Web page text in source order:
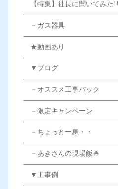
【特集】社長に聞いてみた!!
－ガス器具
★動画あり
▼ブログ
－オススメ工事パック
－限定キャンペーン
－ちょっと一息・・
－あきさんの現場飯🍚
▼工事例